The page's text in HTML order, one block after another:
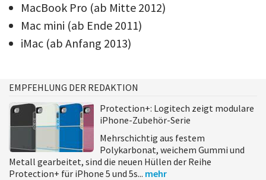
MacBook Pro (ab Mitte 2012)
Mac mini (ab Ende 2011)
iMac (ab Anfang 2013)
EMPFEHLUNG DER REDAKTION
Protection+: Logitech zeigt modulare
iPhone-Zubehör-Serie
Mehrschichtig aus festem
Polykarbonat, weichem Gummi und
Metall gearbeitet, sind die neuen Hüllen der Reihe
Protection+ für iPhone 5 und 5s... mehr